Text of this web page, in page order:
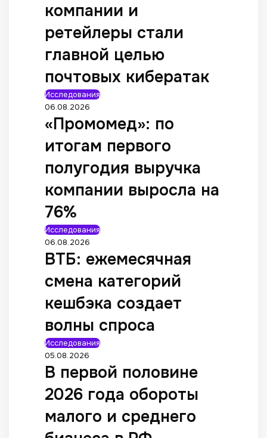
компании и
ретейлеры стали
главной целью
почтовых кибератак
Исследования
06.08.2026
«Промомед»: по
итогам первого
полугодия выручка
компании выросла на
76%
Исследования
06.08.2026
ВТБ: ежемесячная
смена категорий
кешбэка создает
волны спроса
Исследования
05.08.2026
В первой половине
2026 года обороты
малого и среднего